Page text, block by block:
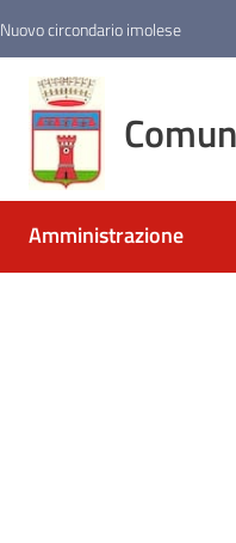
Nuovo circondario imolese
Amministrazione